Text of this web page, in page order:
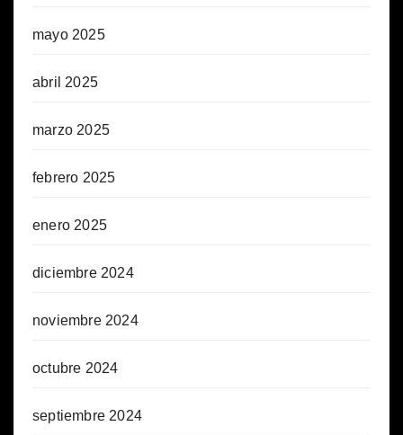
mayo 2025
abril 2025
marzo 2025
febrero 2025
enero 2025
diciembre 2024
noviembre 2024
octubre 2024
septiembre 2024